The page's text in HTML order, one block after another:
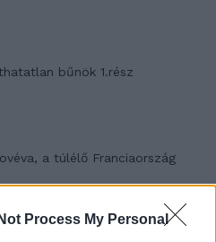
Process My Personal
bűnök 1.rész
a túlélő Franciaország